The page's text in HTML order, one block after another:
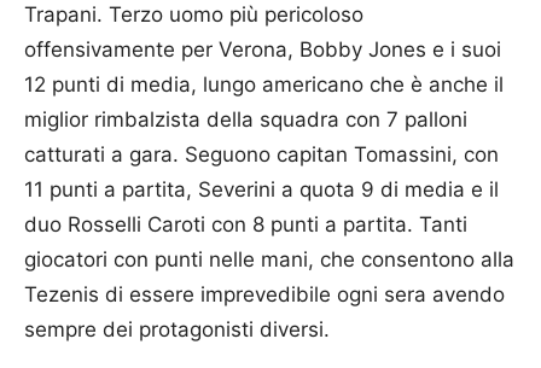
Trapani. Terzo uomo più pericoloso
offensivamente per Verona, Bobby Jones e i suoi
12 punti di media, lungo americano che è anche il
miglior rimbalzista della squadra con 7 palloni
catturati a gara. Seguono capitan Tomassini, con
11 punti a partita, Severini a quota 9 di media e il
duo Rosselli Caroti con 8 punti a partita. Tanti
giocatori con punti nelle mani, che consentono alla
Tezenis di essere imprevedibile ogni sera avendo
sempre dei protagonisti diversi.